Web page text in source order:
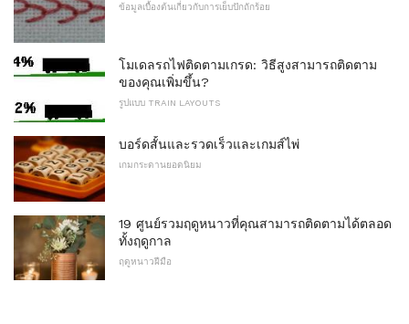
ข้อมูลเบื้องต้นเกี่ยวกับการเย็บปักถักร้อย
โมเดลรถไฟติดตามเกรด: วิธีสูงสามารถติดตาม
ของคุณเพิ่มขึ้น?
รูปแบบ TRAIN LAYOUTS
บอร์ดสั้นและรวดเร็วและเกมส์ไพ่
เกมกระดานยอดนิยม
19 ศูนย์รวมฤดูหนาวที่คุณสามารถติดตามได้ตลอด
ทั้งฤดูกาล
ฤดูหนาวฝีมือ